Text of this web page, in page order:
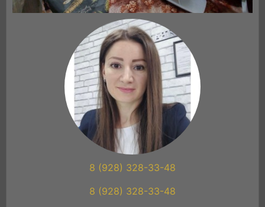
8 (928) 328-33-48
8 (928) 328-33-48